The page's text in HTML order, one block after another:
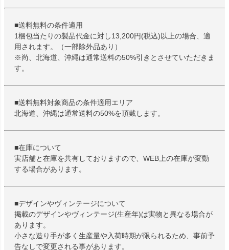
■送料無料の条件適用
1梱包当たりの製品代金に対し13,200円(税込)以上の場合、適
用されます。（一部除外品あり）
※尚、北海道、沖縄は通常送料の50%引きとさせていただきま
す。
■送料無料対象商品の条件適用エリア
北海道、沖縄は通常送料の50%を頂戴します。
■在庫について
実店舗と在庫を共有しておりますので、WEB上の在庫が変動
する場合があります。
■デザインやヴィンテージについて
掲載のデザインやヴィンテージ(生産年)は実物と異なる場合が
あります。
小さな造り手が多く生産量や入荷時期が限られるため、事前予
告なしで変更される事があります。